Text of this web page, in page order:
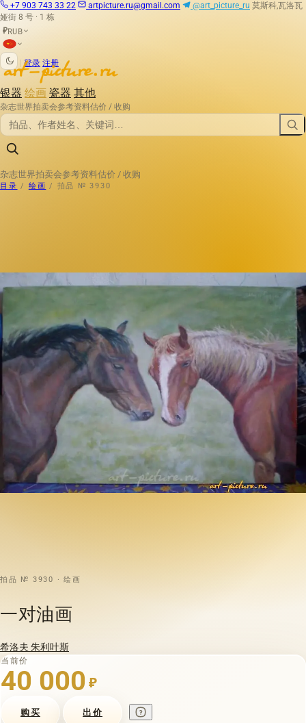
+7 903 743 33 22 artpicture.ru@gmail.com @art_picture_ru 莫斯科,瓦洛瓦
娅街 8 号 · 1 栋
₽RUB
登录 注册
银器 绘画 瓷器 其他
杂志世界拍卖会参考资料估价 / 收购
杂志世界拍卖会参考资料估价 / 收购
目录 / 绘画 / 拍品 № 3930
拍品 № 3930 · 绘画
一对油画
希洛夫 朱利叶斯
当前价
40 000 ₽
购买 出价